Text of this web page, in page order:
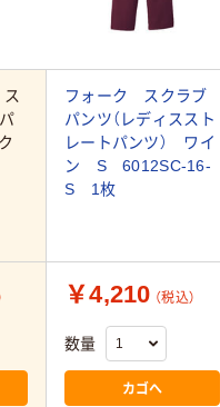
フォーク スクラブ
パンツ（レディススト
レートパンツ） ワイ
ン S 6012SC-16-
S 1枚
￥4,210 （税込）
数量
カゴへ